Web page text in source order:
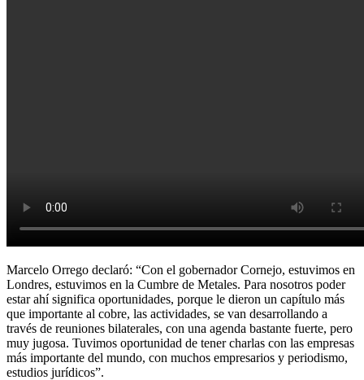
Marcelo Orrego declaró: “Con el gobernador Cornejo, estuvimos en
Londres, estuvimos en la Cumbre de Metales. Para nosotros poder
estar ahí significa oportunidades, porque le dieron un capítulo más
que importante al cobre, las actividades, se van desarrollando a
través de reuniones bilaterales, con una agenda bastante fuerte, pero
muy jugosa. Tuvimos oportunidad de tener charlas con las empresas
más importante del mundo, con muchos empresarios y periodismo,
estudios jurídicos”.